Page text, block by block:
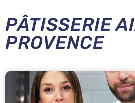
PÂTISSERIE
PROVENCE